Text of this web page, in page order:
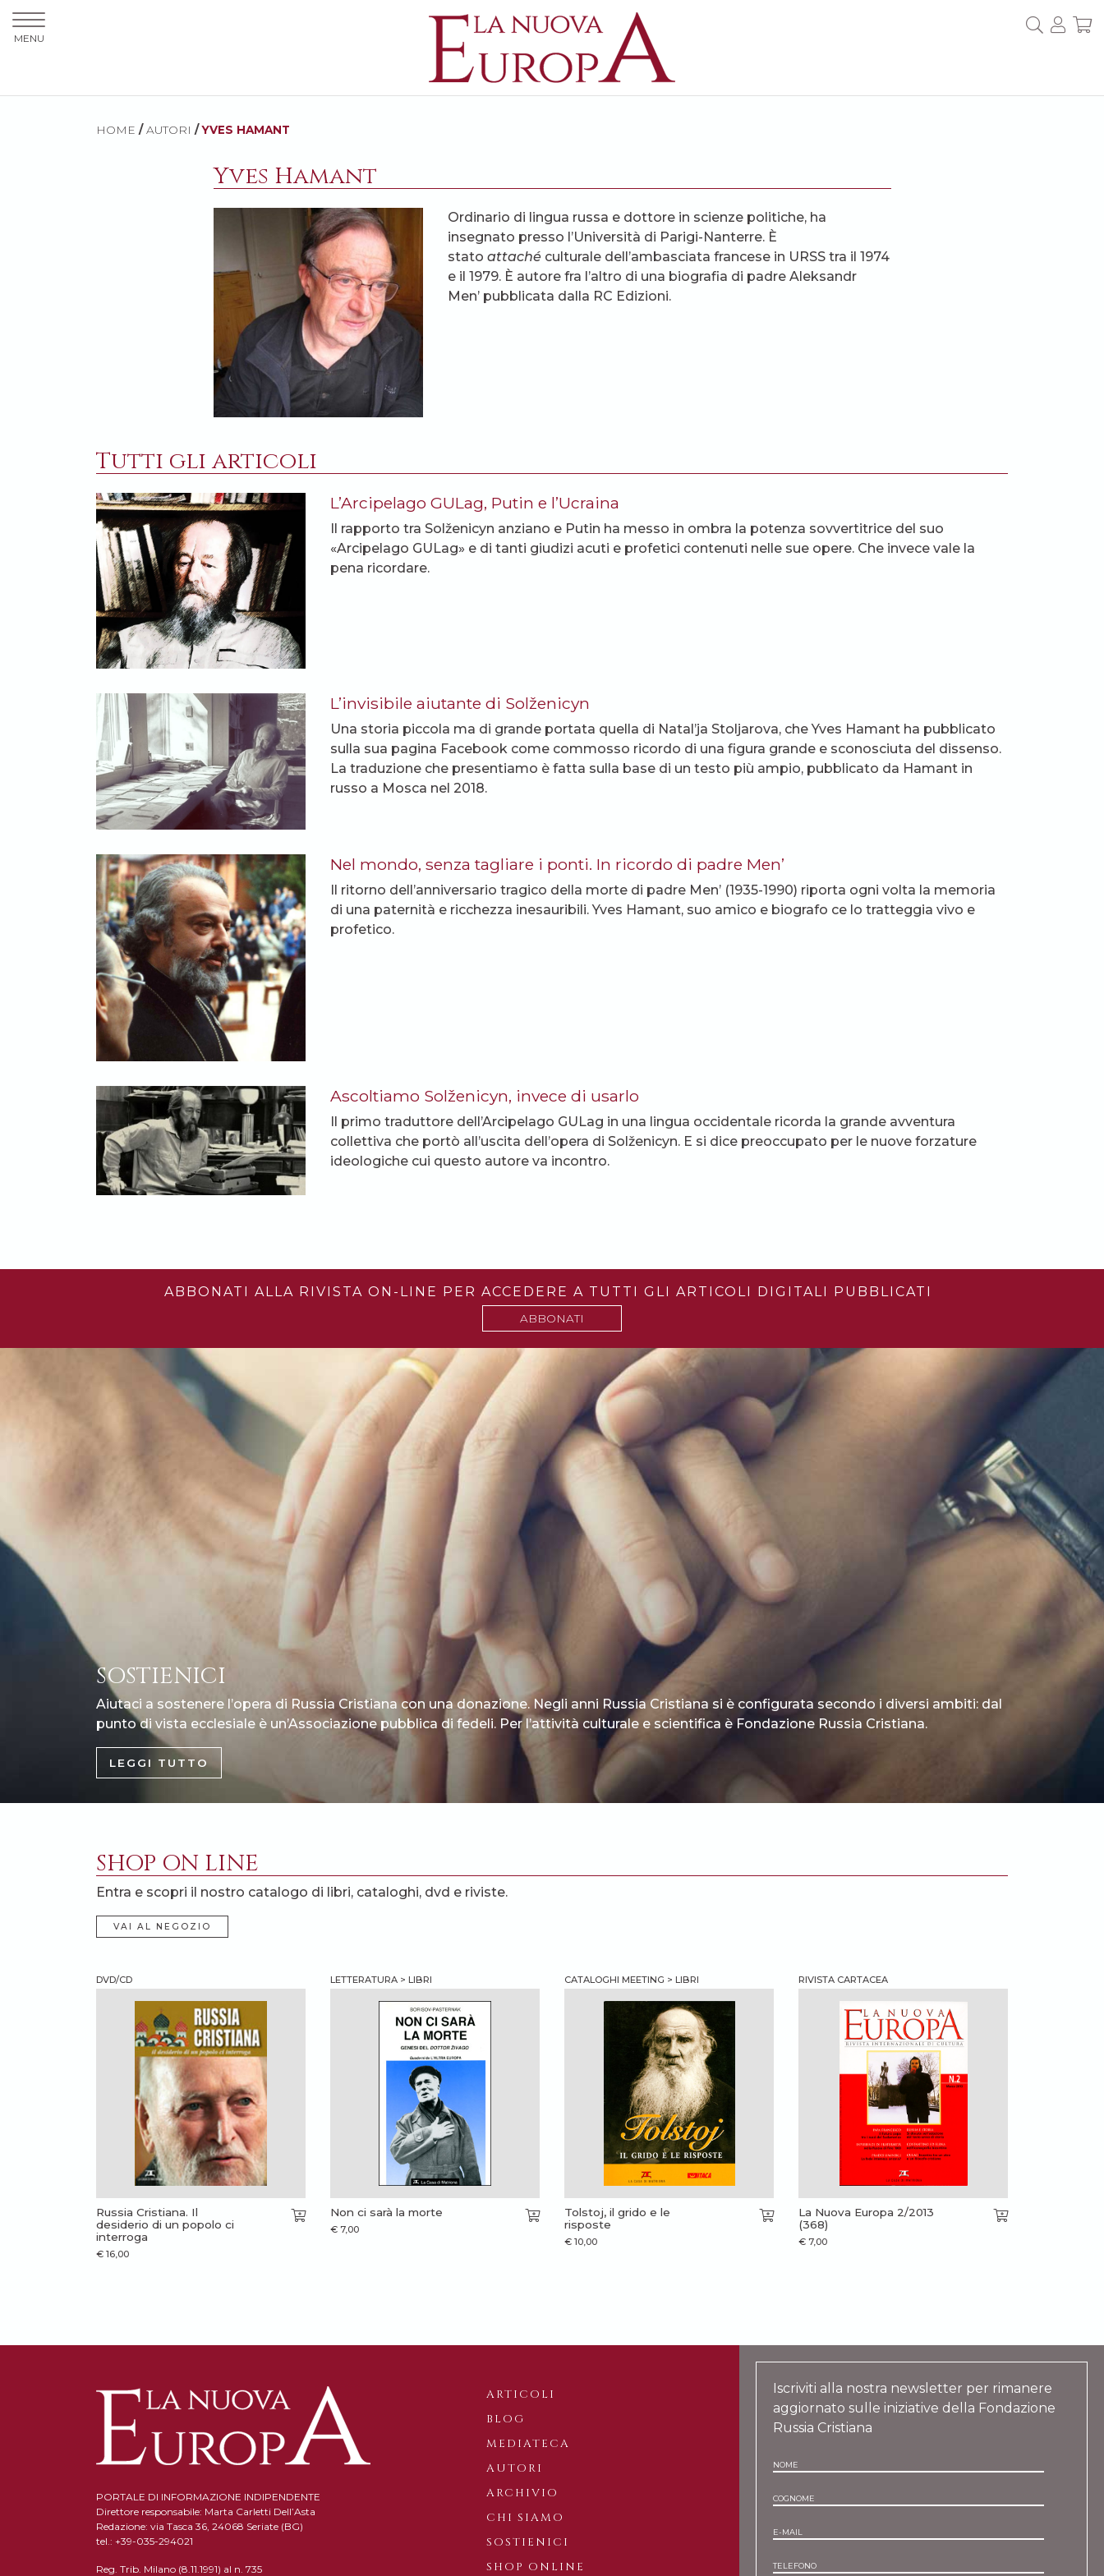
HOME / AUTORI / YVES HAMANT
Yves Hamant
Ordinario di lingua russa e dottore in scienze politiche, ha
insegnato presso l’Università di Parigi-Nanterre. È
stato attaché culturale dell’ambasciata francese in URSS tra il 1974
e il 1979. È autore fra l’altro di una biografia di padre Aleksandr
Men’ pubblicata dalla RC Edizioni.
Tutti gli articoli
L’Arcipelago GULag, Putin e l’Ucraina
Il rapporto tra Solženicyn anziano e Putin ha messo in ombra la potenza sovvertitrice del suo
«Arcipelago GULag» e di tanti giudizi acuti e profetici contenuti nelle sue opere. Che invece vale la
pena ricordare.
L’invisibile aiutante di Solženicyn
Una storia piccola ma di grande portata quella di Natal’ja Stoljarova, che Yves Hamant ha pubblicato
sulla sua pagina Facebook come commosso ricordo di una figura grande e sconosciuta del dissenso.
La traduzione che presentiamo è fatta sulla base di un testo più ampio, pubblicato da Hamant in
russo a Mosca nel 2018.
Nel mondo, senza tagliare i ponti. In ricordo di padre Men’
Il ritorno dell’anniversario tragico della morte di padre Men’ (1935-1990) riporta ogni volta la memoria
di una paternità e ricchezza inesauribili. Yves Hamant, suo amico e biografo ce lo tratteggia vivo e
profetico.
Ascoltiamo Solženicyn, invece di usarlo
Il primo traduttore dell’Arcipelago GULag in una lingua occidentale ricorda la grande avventura
collettiva che portò all’uscita dell’opera di Solženicyn. E si dice preoccupato per le nuove forzature
ideologiche cui questo autore va incontro.
ABBONATI ALLA RIVISTA ON-LINE PER ACCEDERE A TUTTI GLI ARTICOLI DIGITALI PUBBLICATI
ABBONATI
SOSTIENICI
Aiutaci a sostenere l’opera di Russia Cristiana con una donazione. Negli anni Russia Cristiana si è configurata secondo i diversi ambiti: dal
punto di vista ecclesiale è un’Associazione pubblica di fedeli. Per l’attività culturale e scientifica è Fondazione Russia Cristiana.
LEGGI TUTTO
SHOP ON LINE
Entra e scopri il nostro catalogo di libri, cataloghi, dvd e riviste.
VAI AL NEGOZIO
DVD/CD
Russia Cristiana. Il
desiderio di un popolo ci
interroga
€ 16,00
LETTERATURA > LIBRI
Non ci sarà la morte
€ 7,00
CATALOGHI MEETING > LIBRI
Tolstoj, il grido e le
risposte
€ 10,00
RIVISTA CARTACEA
La Nuova Europa 2/2013
(368)
€ 7,00
PORTALE DI INFORMAZIONE INDIPENDENTE
Direttore responsabile: Marta Carletti Dell’Asta
Redazione: via Tasca 36, 24068 Seriate (BG)
tel.: +39-035-294021
Reg. Trib. Milano (8.11.1991) al n. 735
ARTICOLI
BLOG
MEDIATECA
AUTORI
ARCHIVIO
CHI SIAMO
SOSTIENICI
SHOP ONLINE
Iscriviti alla nostra newsletter per rimanere
aggiornato sulle iniziative della Fondazione
Russia Cristiana
NOME
COGNOME
E-MAIL
TELEFONO
MENU